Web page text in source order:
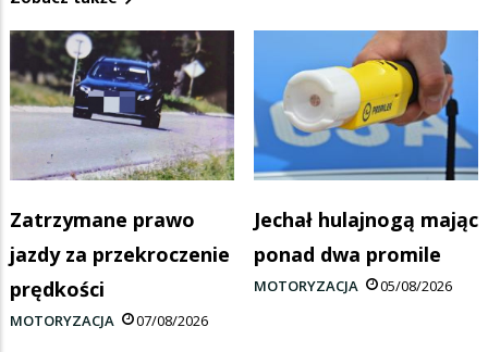
Zatrzymane prawo
jazdy za przekroczenie
prędkości
MOTORYZACJA 07/08/2026
Jechał hulajnogą mając
ponad dwa promile
MOTORYZACJA 05/08/2026